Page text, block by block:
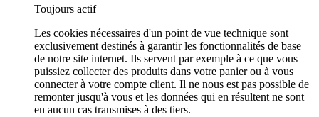
Toujours actif
Les cookies nécessaires d'un point de vue technique sont
exclusivement destinés à garantir les fonctionnalités de base
de notre site internet. Ils servent par exemple à ce que vous
puissiez collecter des produits dans votre panier ou à vous
connecter à votre compte client. Il ne nous est pas possible de
remonter jusqu'à vous et les données qui en résultent ne sont
en aucun cas transmises à des tiers.